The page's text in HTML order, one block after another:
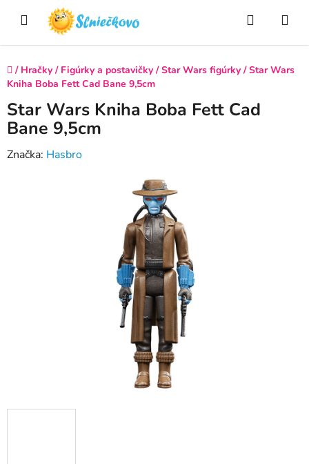
Hľadať
Domov
/ Hračky / Figúrky a postavičky / Star Wars figúrky / Star Wars
Kniha Boba Fett Cad Bane 9,5cm
Star Wars Kniha Boba Fett Cad
Bane 9,5cm
Značka: Hasbro